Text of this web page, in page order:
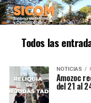
Todos las
NOTICIAS
Amozoc
del 21 al